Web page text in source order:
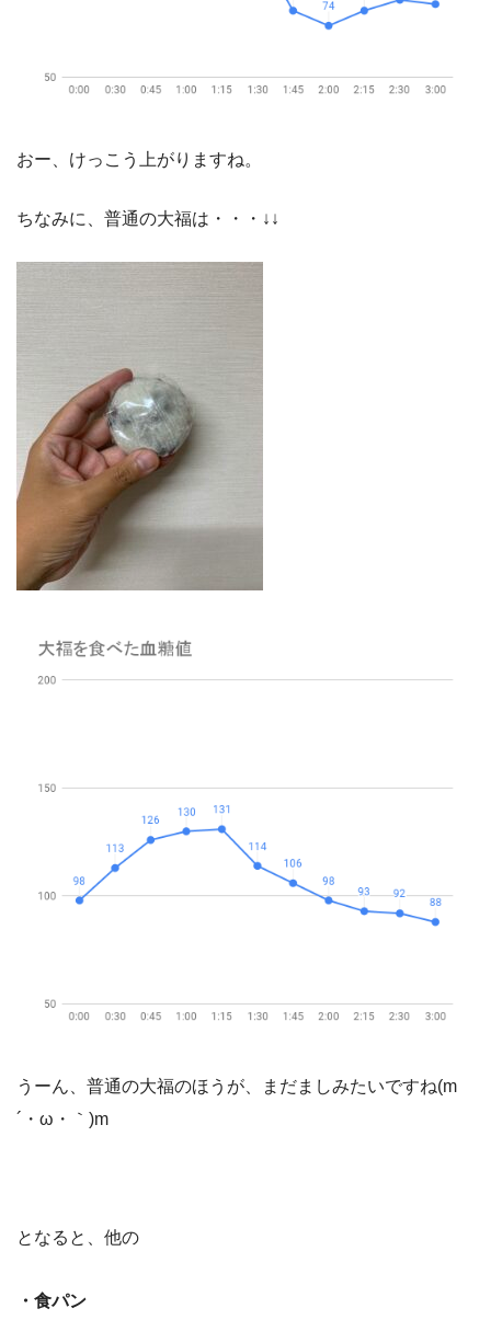
おー、けっこう上がりますね。
ちなみに、普通の大福は・・・↓↓
うーん、普通の大福のほうが、まだましみたいですね(m
´・ω・｀)m
となると、他の
・食パン